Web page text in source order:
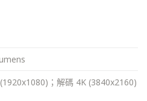
；解碼 4K (3840x2160)